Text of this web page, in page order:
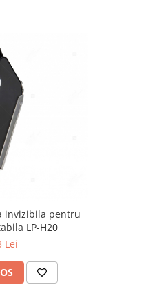
invizibila pentru
LP-H20
Lei